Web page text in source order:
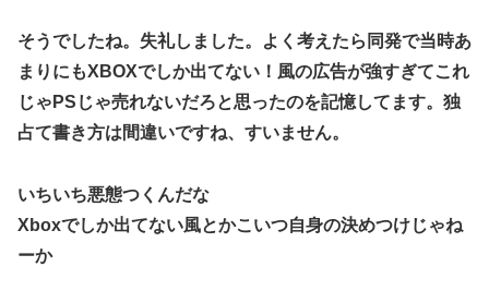
そうでしたね。失礼しました。よく考えたら同発で当時あ
まりにもXBOXでしか出てない！風の広告が強すぎてこれ
じゃPSじゃ売れないだろと思ったのを記憶してます。独
占て書き方は間違いですね、すいません。
いちいち悪態つくんだな
Xboxでしか出てない風とかこいつ自身の決めつけじゃね
ーか